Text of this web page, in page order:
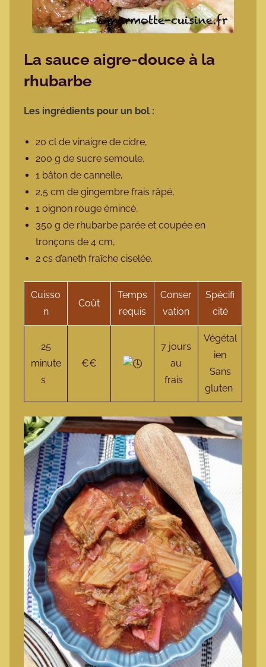
La sauce aigre-douce à la
rhubarbe
Les ingrédients pour un bol :
20 cl de vinaigre de cidre,
200 g de sucre semoule,
1 bâton de cannelle,
2,5 cm de gingembre frais râpé,
1 oignon rouge émincé,
350 g de rhubarbe parée et coupée en
tronçons de 4 cm,
2 cs d’aneth fraîche ciselée.
Cuisso
n
Coût
Temps
requis
Conser
vation
Spécifi
cité
25
minute
s
€€
7 jours
au
frais
Végétal
ien
Sans
gluten